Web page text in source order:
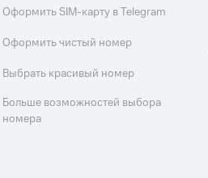
Оформить SIM-карту в Telegram
Оформить чистый номер
Выбрать красивый номер
Больше возможностей выбора
номера